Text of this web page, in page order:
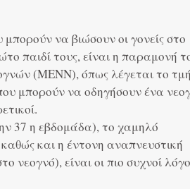
να βιώσουν οι γονείς στο
παιδί τους, είναι η παραμονή
(ΜΕΝΝ), όπως λέγεται το
μπορούν να οδηγήσουν ένα
37 η εβδομάδα), το χαμηλό
και η έντονη αναπνευστική
νεογνό), είναι οι πιο συχνοί